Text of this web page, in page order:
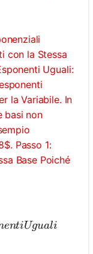
con la Stessa
Uguali:
la Variabile. In
basi non
Passo 1:
Base Poiché
Impostare gli
entiUguali